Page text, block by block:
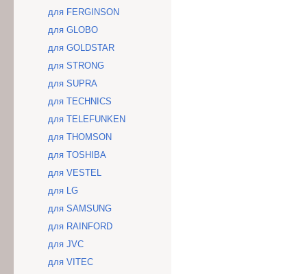
для FERGINSON
для GLOBO
для GOLDSTAR
для STRONG
для SUPRA
для TECHNICS
для TELEFUNKEN
для THOMSON
для TOSHIBA
для VESTEL
для LG
для SAMSUNG
для RAINFORD
для JVC
для VITEC